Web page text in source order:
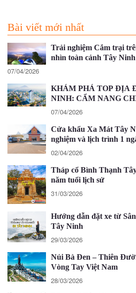
Bài viết mới nhất
Trải nghiệm Cắm trại
nhìn toàn cảnh Tây Ninh
07/04/2026
KHÁM PHÁ TOP ĐỊA
NINH: CẨM NANG
07/04/2026
Cửa khẩu Xa Mát Tây
nghiệm và lịch trình 1
02/04/2026
Tháp cổ Bình Thạnh
năm tuổi lịch sử
31/03/2026
Hướng dẫn đặt xe từ
Tây Ninh
29/03/2026
Núi Bà Đen – Thiên
Vòng Tay Việt Nam
28/03/2026